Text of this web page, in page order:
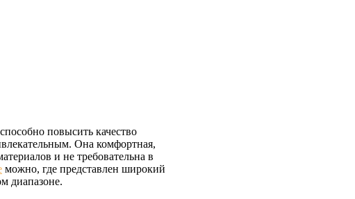
повысить качество
Она комфортная,
и не требовательна в
можно, где представлен широкий
диапазоне.